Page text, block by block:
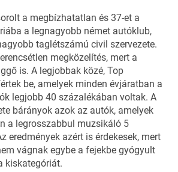
a megbízhatatlan és 37-et a
a legnagyobb német autóklub,
taglétszámú civil szervezete.
megközelítés, mert a
is. A legjobbak közé, Top
be, amelyek minden évjáratban a
legjobb 40 százalékában voltak. A
bárányok azok az autók, amelyek
a legrosszabbul muzsikáló 5
eredmények azért is érdekesek, mert
vágnak egybe a fejekbe gyógyult
kiskategóriát.